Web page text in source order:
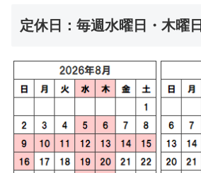
定休日：毎週水曜日・木曜日